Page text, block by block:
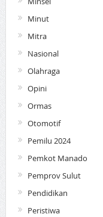
Minut
Mitra
Nasional
Olahraga
Opini
Ormas
Otomotif
Pemilu 2024
Pemkot Manado
Pemprov Sulut
Pendidikan
Peristiwa